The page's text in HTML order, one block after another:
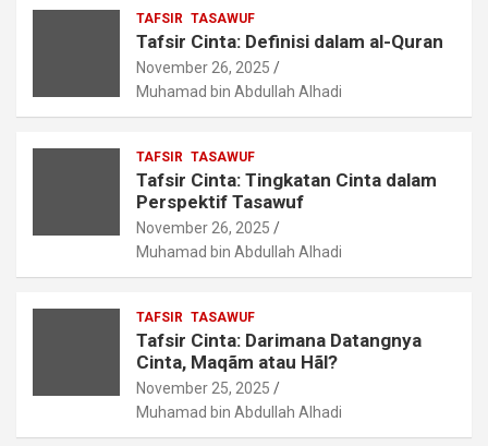
TAFSIR TASAWUF
Tafsir Cinta: Definisi dalam al-Quran
November 26, 2025
Muhamad bin Abdullah Alhadi
TAFSIR TASAWUF
Tafsir Cinta: Tingkatan Cinta dalam
Perspektif Tasawuf
November 26, 2025
Muhamad bin Abdullah Alhadi
TAFSIR TASAWUF
Tafsir Cinta: Darimana Datangnya
Cinta, Maqãm atau Hãl?
November 25, 2025
Muhamad bin Abdullah Alhadi